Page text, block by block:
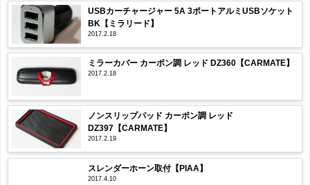
USBカーチャージャー 5A 3ポートアルミUSBソケット
BK【ミラリード】
2017.2.18
ミラーカバー カーボン調 レッド DZ360【CARMATE】
2017.2.18
ノンスリップパッド カーボン調 レッド
DZ397【CARMATE】
2017.2.19
スレンダーホーン取付【PIAA】
2017.4.10